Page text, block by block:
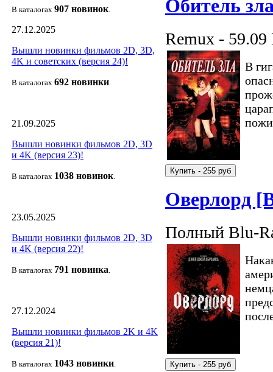
В каталогах 907 новинок.
27.12.2025
Вышли новинки фильмов 2D, 3D,
4K и советских (версия 24)!
В каталогах 692 новинки.
21.09.2025
Вышли новинки фильмов 2D, 3D
и 4K (версия 23)!
В каталогах 1038 новинок.
23.05.2025
Вышли новинки фильмов 2D, 3D
и 4K (версия 22)!
В каталогах 791 новинка.
27.12.2024
Вышли новинки фильмов 2K и 4K
(версия 21)!
В каталогах 1043 новинки.
Обитель
Remux - 59.09
В
Оверлорд
Полный Blu-